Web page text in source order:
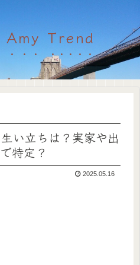
Amy Trend
い立ちは？実家や出
特定？
2025.05.16